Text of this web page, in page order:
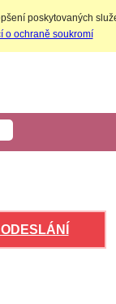
poskytovaných
o ochraně soukromí